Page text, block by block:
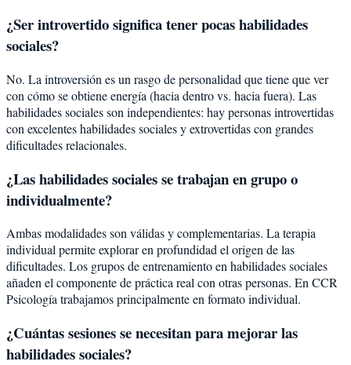
¿Ser introvertido significa tener pocas habilidades
sociales?
No. La introversión es un rasgo de personalidad que tiene que ver
con cómo se obtiene energía (hacia dentro vs. hacia fuera). Las
habilidades sociales son independientes: hay personas introvertidas
con excelentes habilidades sociales y extrovertidas con grandes
dificultades relacionales.
¿Las habilidades sociales se trabajan en grupo o
individualmente?
Ambas modalidades son válidas y complementarias. La terapia
individual permite explorar en profundidad el origen de las
dificultades. Los grupos de entrenamiento en habilidades sociales
añaden el componente de práctica real con otras personas. En CCR
Psicología trabajamos principalmente en formato individual.
¿Cuántas sesiones se necesitan para mejorar las
habilidades sociales?